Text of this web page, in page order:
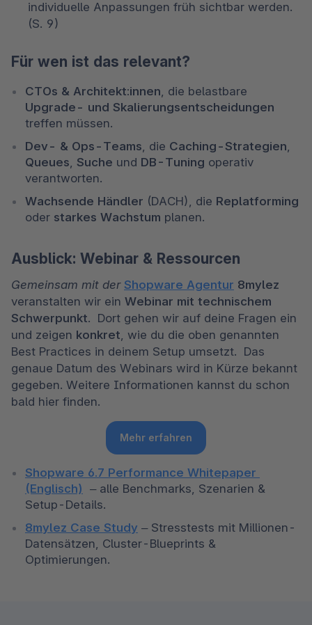
individuelle Anpassungen früh sichtbar werden.
(S. 9)
Für wen ist das relevant?
CTOs & Architekt:innen
Upgrade- und Skalierungsentscheidungen
treffen müssen.
Dev- & Ops-Teams , die Caching-Strategien
Queues Suche und DB-Tuning operativ
verantworten.
Wachsende Händler (DACH), die Replatforming
oder starkes Wachstum planen.
Ausblick: Webinar & Ressourcen
Gemeinsam mit der Shopware Agentur
veranstalten wir ein Webinar mit technischem
Schwerpunkt.  Dort gehen wir auf deine Fragen ein
und zeigen konkret, wie du die oben genannten
Best Practices in deinem Setup umsetzt.  Das
genaue Datum des Webinars wird in Kürze bekannt
gegeben. Weitere Informationen kannst du schon
bald hier finden.
Mehr erfahren
Shopware 6.7 Performance Whitepaper
(Englisch)
  – alle Benchmarks, Szenarien &
Setup-Details.
8mylez Case Study – Stresstests mit Millionen-
Datensätzen, Cluster-Blueprints &
Optimierungen.